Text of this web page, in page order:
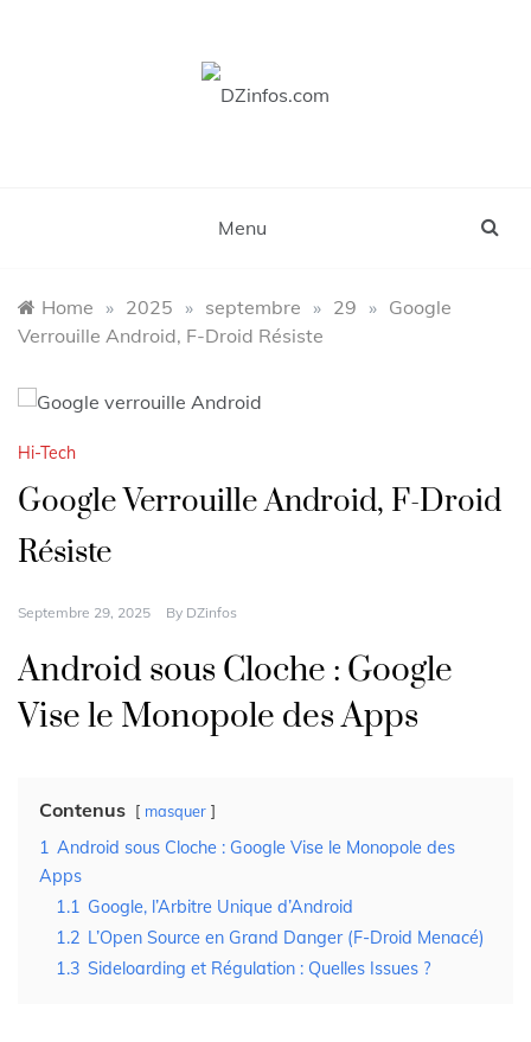
Menu
Home » 2025 » septembre » 29 » Google
Verrouille Android, F-Droid Résiste
Hi-Tech
Google Verrouille Android, F-Droid
Résiste
Septembre 29, 2025 By DZinfos
Android sous Cloche : Google
Vise le Monopole des Apps
Contenus masquer
1 Android sous Cloche : Google Vise le Monopole des
Apps
1.1 Google, l’Arbitre Unique d’Android
1.2 L’Open Source en Grand Danger (F-Droid Menacé)
1.3 Sideloarding et Régulation : Quelles Issues ?